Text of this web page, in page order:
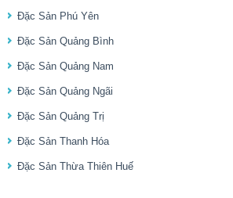
Đặc Sản Phú Yên
Đặc Sản Quảng Bình
Đặc Sản Quảng Nam
Đặc Sản Quảng Ngãi
Đặc Sản Quảng Trị
Đặc Sản Thanh Hóa
Đặc Sản Thừa Thiên Huế